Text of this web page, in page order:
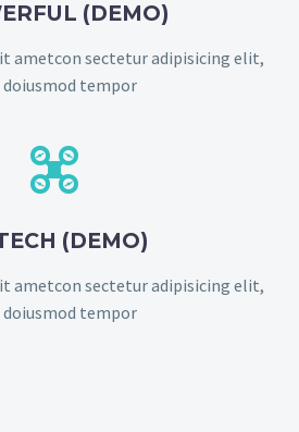
(DEMO)
ametcon sectetur adipisicing elit,
doiusmod tempor


(DEMO)
ametcon sectetur adipisicing elit,
doiusmod tempor